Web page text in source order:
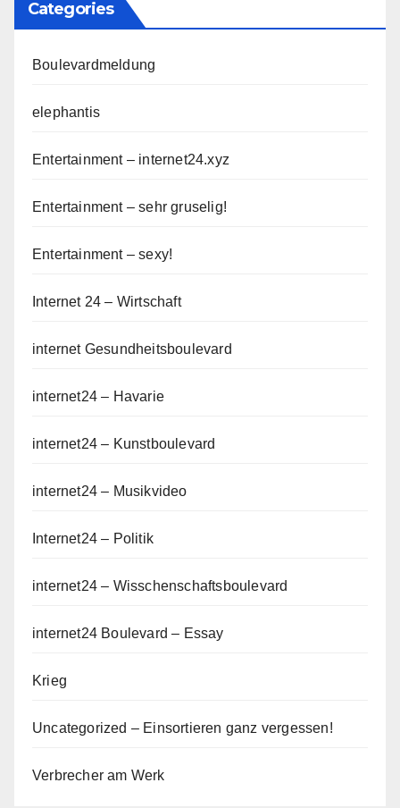
Categories
Boulevardmeldung
elephantis
Entertainment – internet24.xyz
Entertainment – sehr gruselig!
Entertainment – sexy!
Internet 24 – Wirtschaft
internet Gesundheitsboulevard
internet24 – Havarie
internet24 – Kunstboulevard
internet24 – Musikvideo
Internet24 – Politik
internet24 – Wisschenschaftsboulevard
internet24 Boulevard – Essay
Krieg
Uncategorized – Einsortieren ganz vergessen!
Verbrecher am Werk